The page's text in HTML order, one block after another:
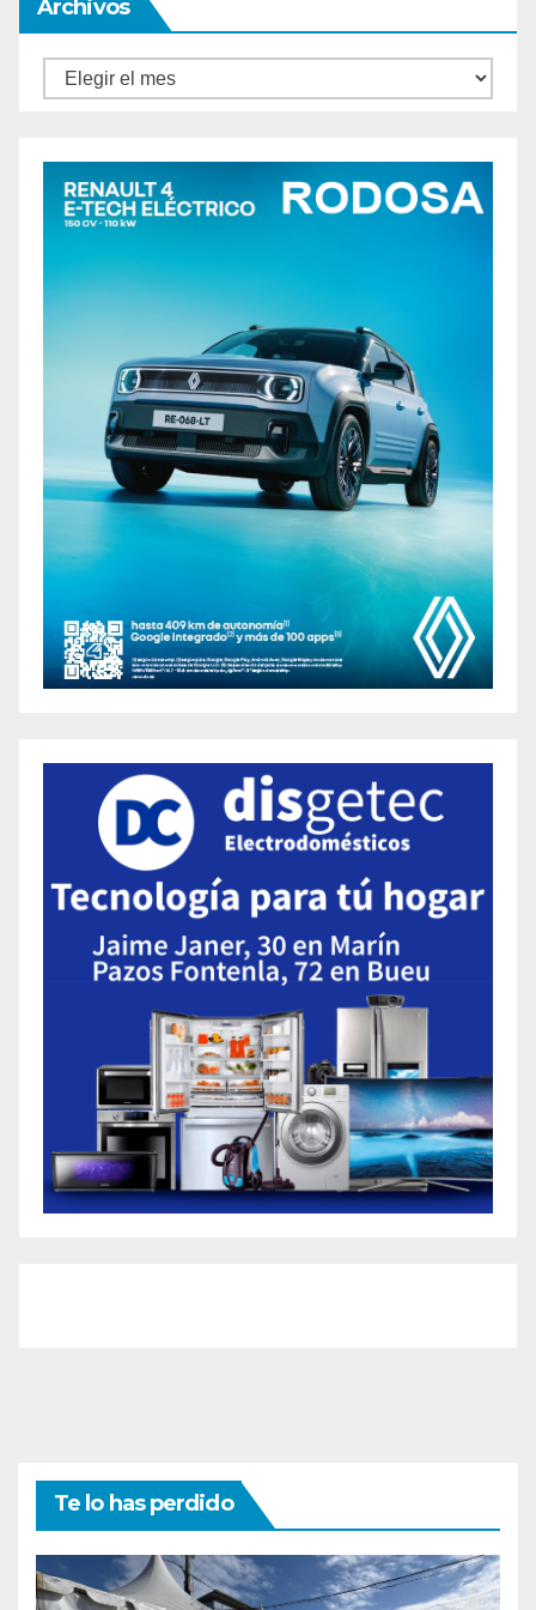
Archivos
Archivos
Te lo has perdido